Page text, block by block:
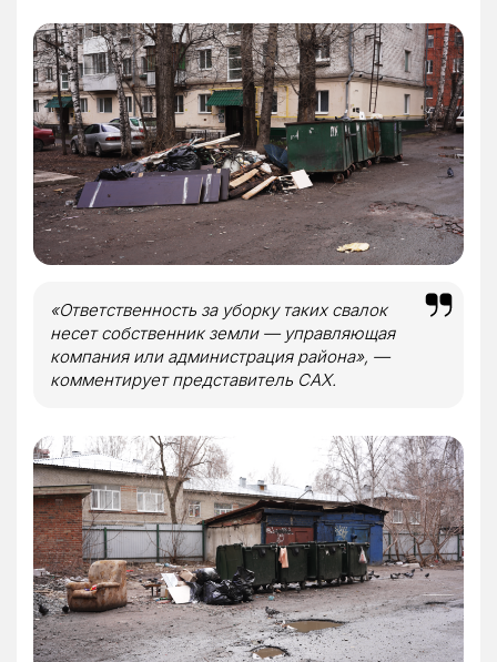
«Ответственность за уборку таких свалок
несет собственник земли — управляющая
компания или администрация района», —
комментирует представитель САХ.